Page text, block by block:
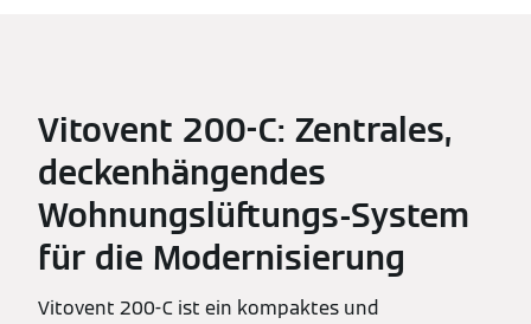
Vitovent 200-C: Zentrales,
deckenhängendes
Wohnungslüftungs-System
für die Modernisierung
Vitovent 200-C ist ein kompaktes und